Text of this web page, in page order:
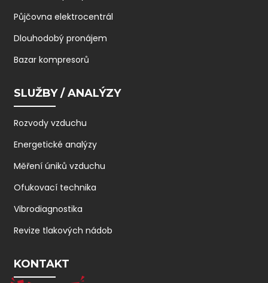
Půjčovna elektrocentrál
Dlouhodobý pronájem
Bazar kompresorů
SLUŽBY / ANALÝZY
Rozvody vzduchu
Energetické analýzy
Měření úniků vzduchu
Ofukovací technika
Vibrodiagnostika
Revize tlakových nádob
KONTAKT